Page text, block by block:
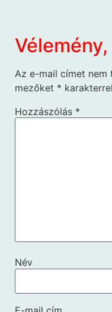
Az e-mail címet nem
mezőket *
Hozzászólás *
Név